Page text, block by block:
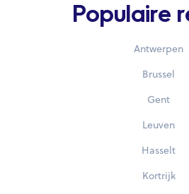
Populaire
Antwerpen
Brussel
Gent
Leuven
Hasselt
Kortrijk